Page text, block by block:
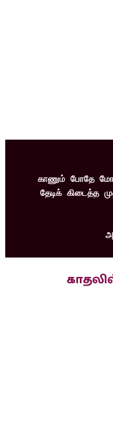
காணும் போதே
தேடிக் கிடைத்த